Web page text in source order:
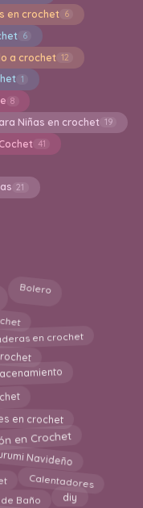
en crochet 6
6
a crochet 12
1
8
Niñas en crochet 19
41
21
Bolero
en crochet
en crochet
en Crochet
Navideño
Calentadores
Baño diy